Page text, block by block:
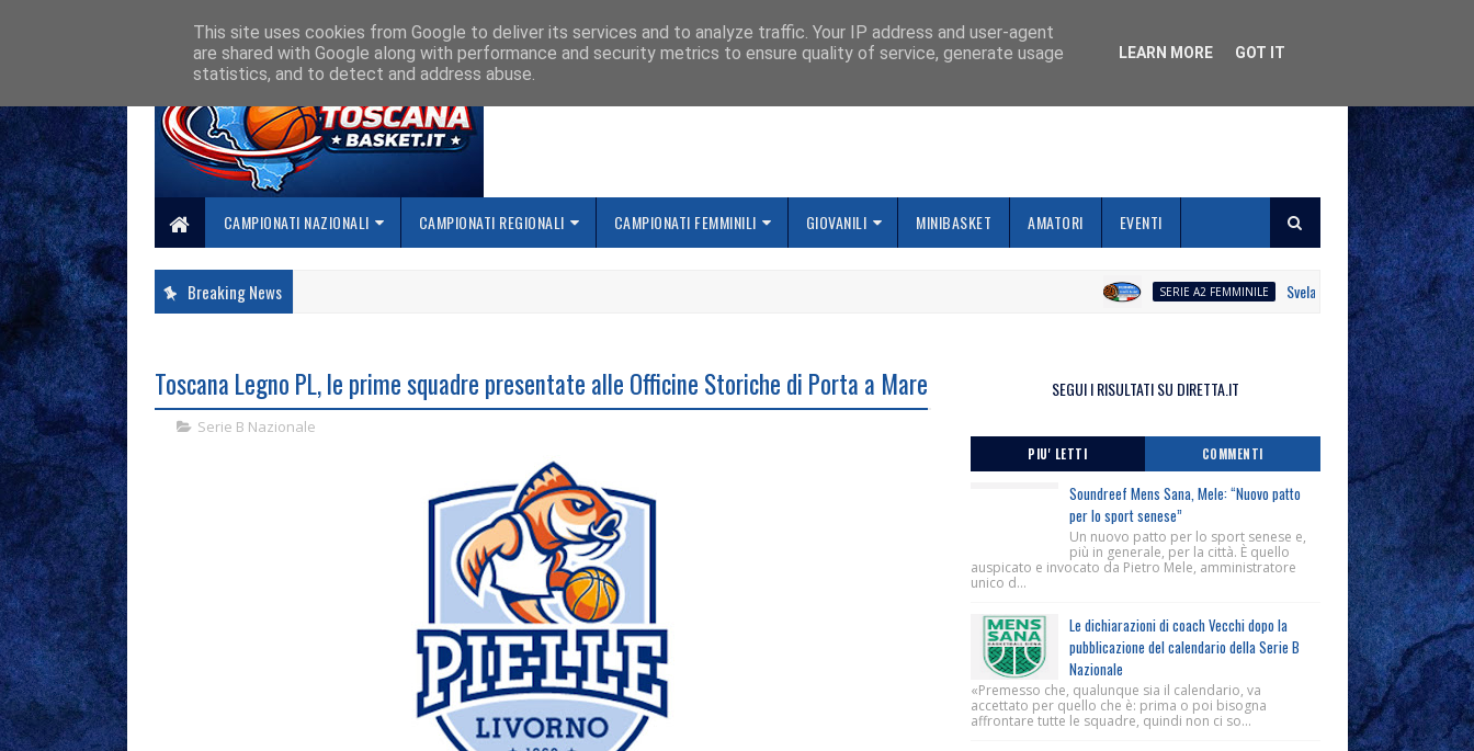
CAMPIONATI NAZIONALI CAMPIONATI REGIONALI CAMPIONATI FEMMINILI GIOVANILI MINIBASKET AMATORI EVENTI
Breaking News SERIE A2 FEMMINILE Svelato il calendario la Polisportiva
Toscana Legno PL, le prime squadre presentate alle Officine Storiche di Porta a Mare
Serie B Nazionale
SEGUI I RISULTATI SU DIRETTA.IT
PIU' LETTI COMMENTI
Soundreef Mens Sana, Mele: “Nuovo patto
per lo sport senese”
Un nuovo patto per lo sport senese e,
più in generale, per la città. È quello
auspicato e invocato da Pietro Mele, amministratore
unico d...
Le dichiarazioni di coach Vecchi dopo la
pubblicazione del calendario della Serie B
Nazionale
«Premesso che, qualunque sia il calendario, va
accettato per quello che è: prima o poi bisogna
affrontare tutte le squadre, quindi non ci so...
This site uses cookies from Google to deliver its services and to analyze traffic. Your IP address and user-agent
are shared with Google along with performance and security metrics to ensure quality of service, generate usage
statistics, and to detect and address abuse.
LEARN MORE GOT IT